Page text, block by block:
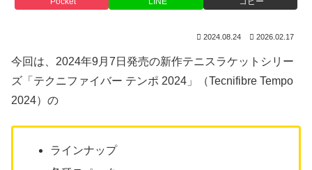
2024.08.24 2026.02.17
今回は、2024年9月7日発売の新作テニスラケットシリー
ズ「テクニファイバー テンポ 2024」（Tecnifibre Tempo
2024）の
ラインナップ